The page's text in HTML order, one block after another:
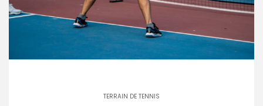
TERRAIN DE TENNIS